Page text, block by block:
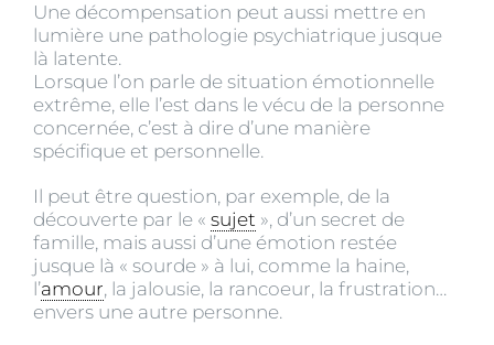
Une décompensation peut aussi mettre en
lumière une pathologie psychiatrique jusque
là latente.
Lorsque l’on parle de situation émotionnelle
extrême, elle l’est dans le vécu de la personne
concernée, c’est à dire d’une manière
spécifique et personnelle.
Il peut être question, par exemple, de la
découverte par le « sujet », d’un secret de
famille, mais aussi d’une émotion restée
jusque là « sourde » à lui, comme la haine,
l’amour, la jalousie, la rancoeur, la frustration…
envers une autre personne.